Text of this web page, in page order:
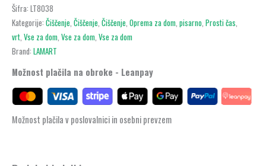
Šifra: LT8038
Kategorije: Čiščenje Čiščenje Čiščenje Oprema za dom pisarno Prosti čas
vrt Vse za dom Vse za dom Vse za dom
Brand: LAMART
Možnost plačila na obroke - Leanpay
Možnost plačila v poslovalnici in osebni prevzem